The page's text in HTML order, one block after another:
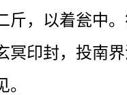
斤，以着瓮中。
冥印封，投南